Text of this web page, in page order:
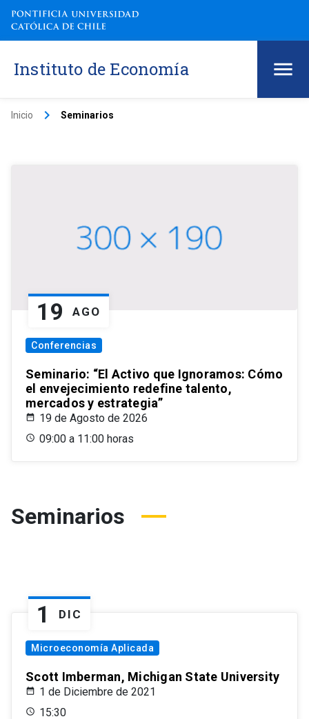
Instituto de Economía
Inicio keyboard_arrow_right Seminarios
19 AGO
Conferencias
Seminario: “El Activo que Ignoramos: Cómo
el envejecimiento redefine talento,
mercados y estrategia”
19 de Agosto de 2026
09:00 a 11:00 horas
Seminarios
1 DIC
Microeconomía Aplicada
Scott Imberman, Michigan State University
1 de Diciembre de 2021
15:30